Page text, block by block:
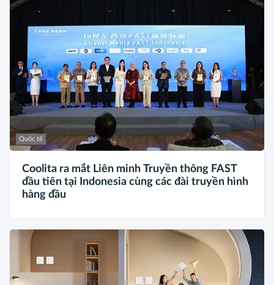
Quốc tế
Coolita ra mắt Liên minh Truyền thông FAST
đầu tiên tại Indonesia cùng các đài truyền hình
hàng đầu